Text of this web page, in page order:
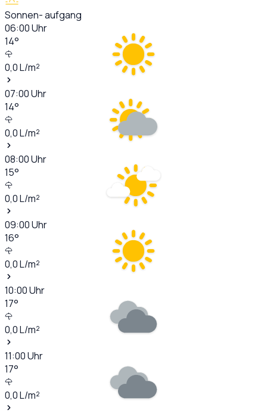
Sonnen- aufgang
06:00Uhr
14°
0,0L/m²
07:00Uhr
14°
0,0L/m²
08:00Uhr
15°
0,0L/m²
09:00Uhr
16°
0,0L/m²
10:00Uhr
17°
0,0L/m²
11:00Uhr
17°
0,0L/m²